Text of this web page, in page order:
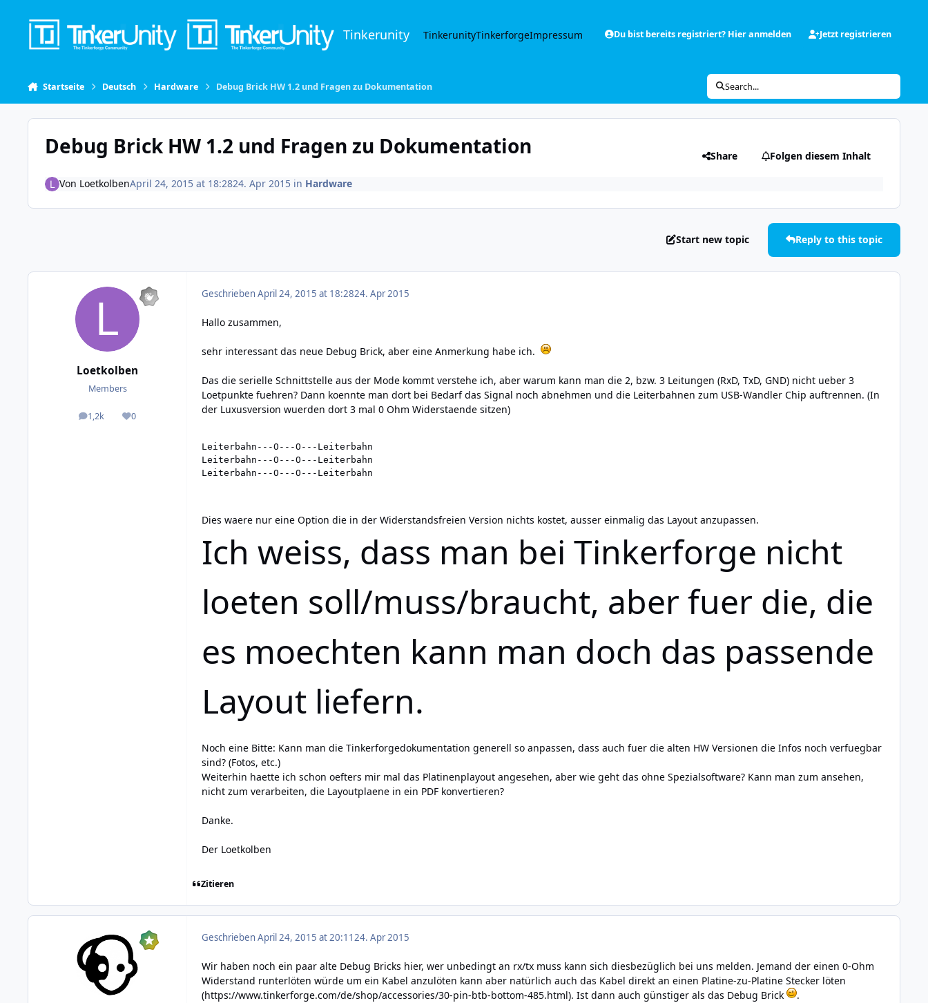
Tinkerunity TinkerunityTinkerforgeImpressum Du bist bereits registriert? Hier anmelden Jetzt registrieren
Startseite Deutsch Hardware Debug Brick HW 1.2 und Fragen zu Dokumentation Search...
Debug Brick HW 1.2 und Fragen zu Dokumentation Share Folgen diesem Inhalt
Von LoetkolbenApril 24, 2015 at 18:2824. Apr 2015in Hardware
Start new topic Reply to this topic
Loetkolben
Members
1,2k
posts 0
Reputation
GeschriebenApril 24, 2015 at 18:2824. Apr 2015
Hallo zusammen,
sehr interessant das neue Debug Brick, aber eine Anmerkung habe ich.
Das die serielle Schnittstelle aus der Mode kommt verstehe ich, aber warum kann man die 2, bzw. 3 Leitungen (RxD, TxD, GND) nicht ueber 3
Loetpunkte fuehren? Dann koennte man dort bei Bedarf das Signal noch abnehmen und die Leiterbahnen zum USB-Wandler Chip auftrennen. (In
der Luxusversion wuerden dort 3 mal 0 Ohm Widerstaende sitzen)
Leiterbahn---O---O---Leiterbahn
Leiterbahn---O---O---Leiterbahn
Leiterbahn---O---O---Leiterbahn
Dies waere nur eine Option die in der Widerstandsfreien Version nichts kostet, ausser einmalig das Layout anzupassen.
Ich weiss, dass man bei Tinkerforge nicht
loeten soll/muss/braucht, aber fuer die, die
es moechten kann man doch das passende
Layout liefern.
Noch eine Bitte: Kann man die Tinkerforgedokumentation generell so anpassen, dass auch fuer die alten HW Versionen die Infos noch verfuegbar
sind? (Fotos, etc.)
Weiterhin haette ich schon oefters mir mal das Platinenplayout angesehen, aber wie geht das ohne Spezialsoftware? Kann man zum ansehen,
nicht zum verarbeiten, die Layoutplaene in ein PDF konvertieren?
Danke.
Der Loetkolben
Zitieren
GeschriebenApril 24, 2015 at 20:1124. Apr 2015
Wir haben noch ein paar alte Debug Bricks hier, wer unbedingt an rx/tx muss kann sich diesbezüglich bei uns melden. Jemand der einen 0-Ohm
Widerstand runterlöten würde um ein Kabel anzulöten kann aber natürlich auch das Kabel direkt an einen Platine-zu-Platine Stecker löten
(https://www.tinkerforge.com/de/shop/accessories/30-pin-btb-bottom-485.html). Ist dann auch günstiger als das Debug Brick .